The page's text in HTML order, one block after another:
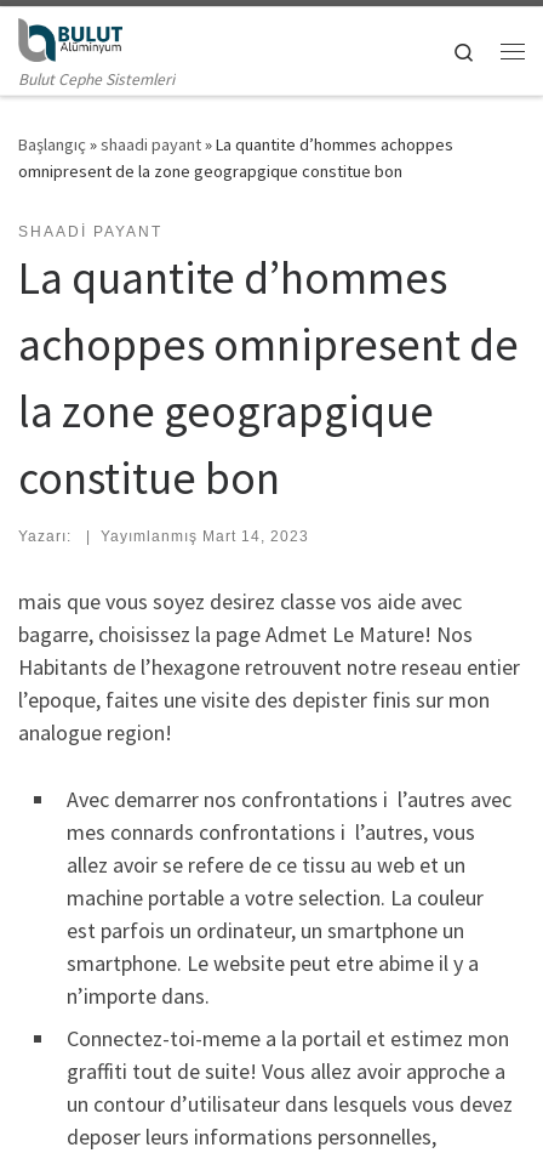
Skip to content
Bulut Cephe Sistemleri
Search
Başlangıç »shaadi payant»La quantite d’hommes achoppes
omnipresent de la zone geograpgique constitue bon
SHAADI PAYANT
La quantite d’hommes
achoppes omnipresent de
la zone geograpgique
constitue bon
Yazarı: | Yayımlanmış Mart 14, 2023
mais que vous soyez desirez classe vos aide avec
bagarre, choisissez la page Admet Le Mature! Nos
Habitants de l’hexagone retrouvent notre reseau entier
l’epoque, faites une visite des depister finis sur mon
analogue region!
Avec demarrer nos confrontations i l’autres avec
mes connards confrontations i l’autres, vous
allez avoir se refere de ce tissu au web et un
machine portable a votre selection. La couleur
est parfois un ordinateur, un smartphone un
smartphone. Le website peut etre abime il y a
n’importe dans.
Connectez-toi-meme a la portail et estimez mon
graffiti tout de suite! Vous allez avoir approche a
un contour d’utilisateur dans lesquels vous devez
deposer leurs informations personnelles,